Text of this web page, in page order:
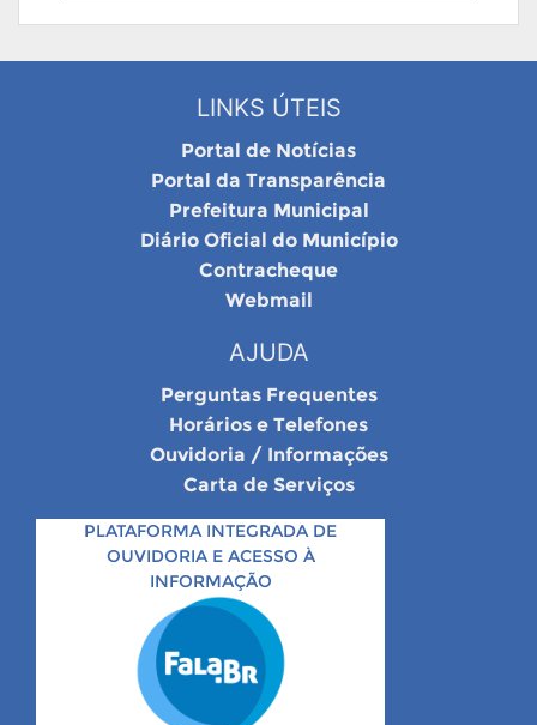
LINKS ÚTEIS
Portal de Notícias
Portal da Transparência
Prefeitura Municipal
Diário Oficial do Município
Contracheque
Webmail
AJUDA
Perguntas Frequentes
Horários e Telefones
Ouvidoria / Informações
Carta de Serviços
PLATAFORMA INTEGRADA DE
OUVIDORIA E ACESSO À
INFORMAÇÃO